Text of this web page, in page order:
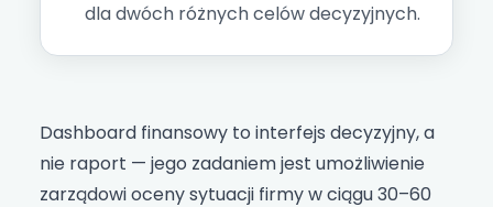
dla dwóch różnych celów decyzyjnych.
Dashboard finansowy to interfejs decyzyjny, a
nie raport — jego zadaniem jest umożliwienie
zarządowi oceny sytuacji firmy w ciągu 30–60